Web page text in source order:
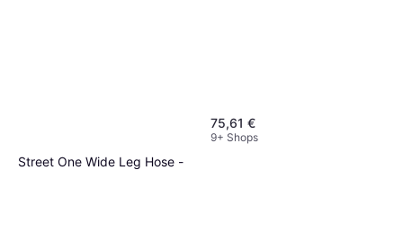
Street One Wide Leg Hose -
75,61 €
9+ Shops